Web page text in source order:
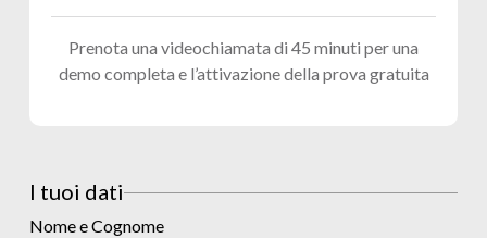
Prenota una videochiamata di 45 minuti per una
demo completa e l’attivazione della prova gratuita
I tuoi dati
Nome e Cognome